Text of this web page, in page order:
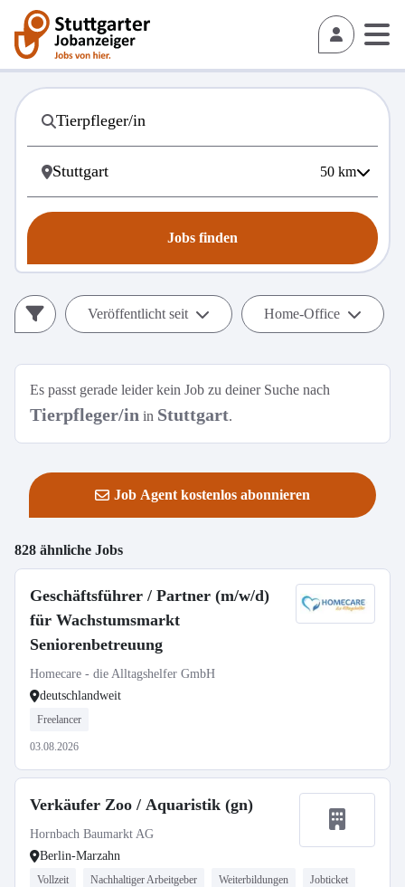
50 km
Jobs finden
Veröffentlicht seit Home-Office
Es passt gerade leider kein Job zu deiner Suche nach
Tierpfleger/in in Stuttgart.
Job Agent kostenlos abonnieren
828 ähnliche Jobs
Geschäftsführer / Partner (m/w/d)
für Wachstumsmarkt
Seniorenbetreuung
Homecare - die Alltagshelfer GmbH
deutschlandweit
Freelancer
03.08.2026
Verkäufer Zoo / Aquaristik (gn)
Hornbach Baumarkt AG
Berlin-Marzahn
Vollzeit Nachhaltiger Arbeitgeber Weiterbildungen Jobticket